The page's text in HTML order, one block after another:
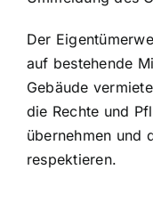
Der
auf bestehende
Gebäude
die Rechte und
übernehmen und
respektieren.